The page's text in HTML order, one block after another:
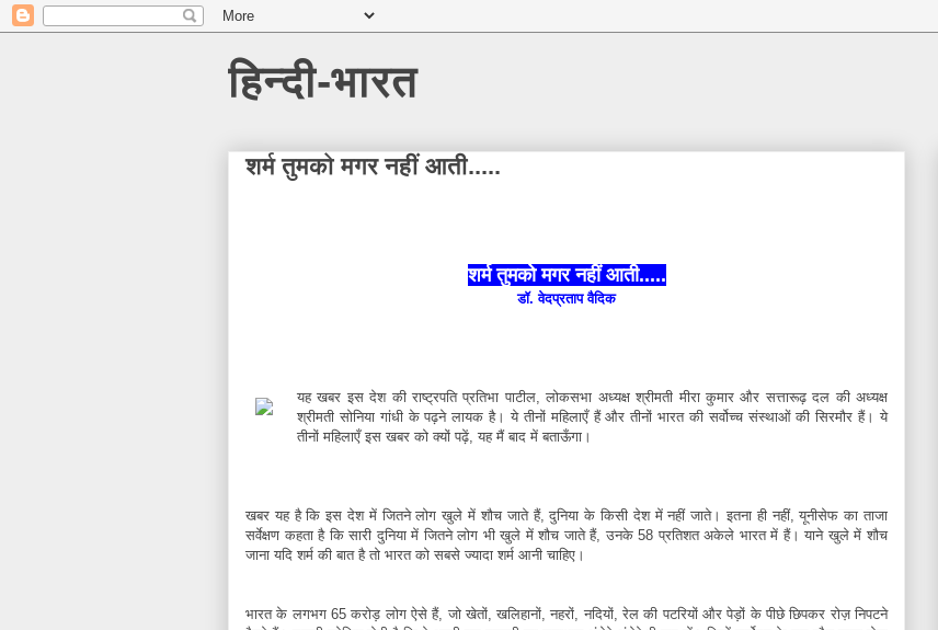
हिन्दी-भारत
शर्म तुमको मगर नहीं आती.....
शर्म तुमको मगर नहीं आती.....
डॉ. वेदप्रताप वैदिक
यह खबर इस देश की राष्ट्रपति प्रतिभा पाटील, लोकसभा अध्यक्ष श्रीमती मीरा कुमार और सत्तारूढ़ दल की अध्यक्ष
श्रीमती सोनिया गांधी के पढ़ने लायक है। ये तीनों महिलाएँ हैं और तीनों भारत की सर्वोच्च संस्थाओं की सिरमौर हैं। ये
तीनों महिलाएँ इस खबर को क्यों पढ़ें, यह मैं बाद में बताऊँगा।
खबर यह है कि इस देश में जितने लोग खुले में शौच जाते हैं, दुनिया के किसी देश में नहीं जाते। इतना ही नहीं, यूनीसेफ का ताजा
सर्वेक्षण कहता है कि सारी दुनिया में जितने लोग भी खुले में शौच जाते हैं, उनके 58 प्रतिशत अकेले भारत में हैं। याने खुले में शौच
जाना यदि शर्म की बात है तो भारत को सबसे ज्यादा शर्म आनी चाहिए।
भारत के लगभग 65 करोड़ लोग ऐसे हैं, जो खेतों, खलिहानों, नहरों, नदियों, रेल की पटरियों और पेड़ों के पीछे छिपकर रोज़ निपटने